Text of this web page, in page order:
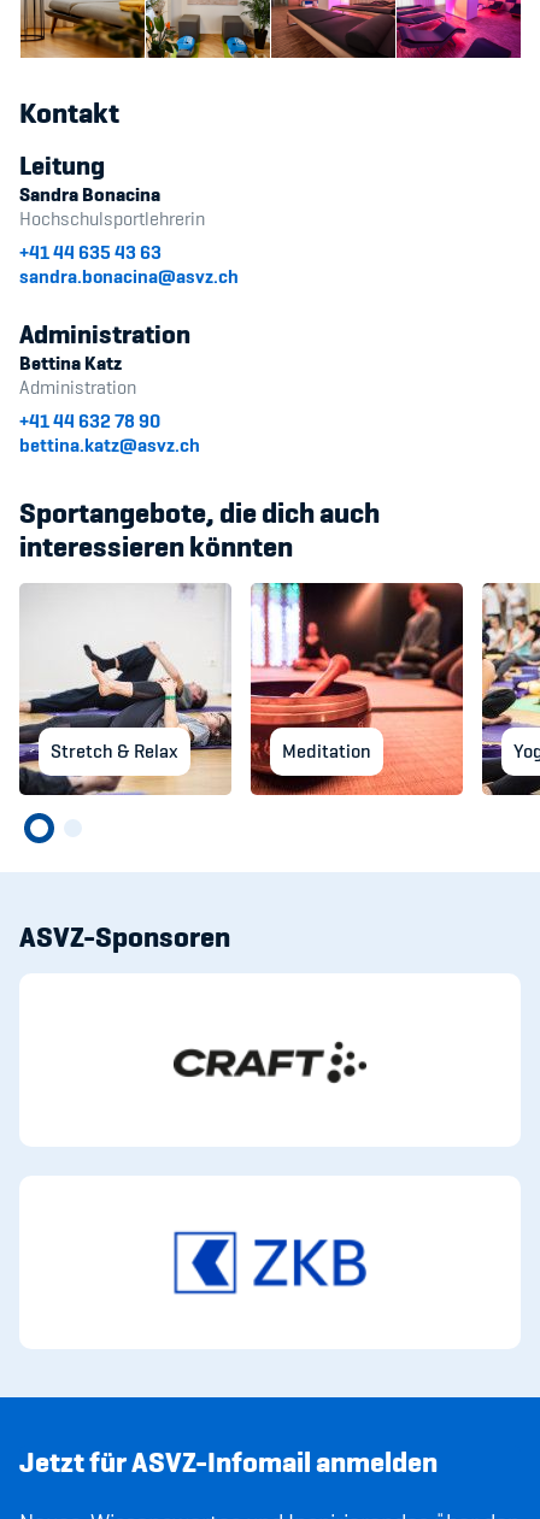
Sponsoren und Partner
Netzwerk
Kontakt
Leitung
Sandra Bonacina
Hochschulsportlehrerin
+41 44 635 43 63
sandra.bonacina@asvz.ch
Administration
Bettina Katz
Administration
+41 44 632 78 90
bettina.katz@asvz.ch
Sportangebote, die dich auch
interessieren könnten
Stretch & Relax Meditation
ASVZ-Sponsoren
Jetzt für ASVZ-Infomail anmelden